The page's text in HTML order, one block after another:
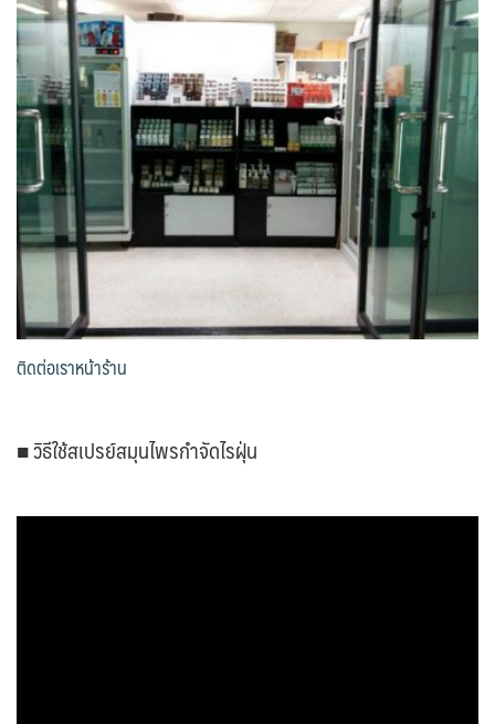
ติดต่อเราหน้าร้าน
■ วิธีใช้สเปรย์สมุนไพรกำจัดไรฝุ่น